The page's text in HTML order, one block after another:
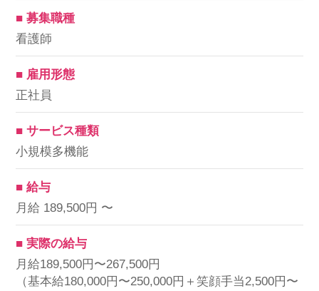
■ 募集職種
看護師
■ 雇用形態
正社員
■ サービス種類
小規模多機能
■ 給与
月給 189,500円 〜
■ 実際の給与
月給189,500円〜267,500円
（基本給180,000円〜250,000円＋笑顔手当2,500円〜